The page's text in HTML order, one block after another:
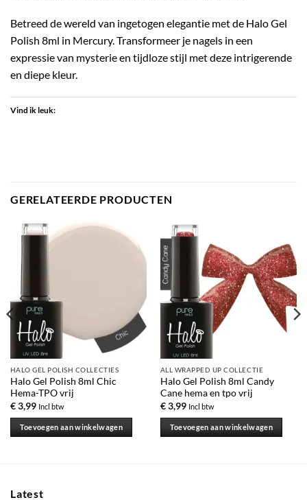
Betreed de wereld van ingetogen elegantie met de Halo Gel
Polish 8ml in Mercury. Transformeer je nagels in een
expressie van mysterie en tijdloze stijl met deze intrigerende
en diepe kleur.
Vind ik leuk:
GERELATEERDE PRODUCTEN
HALO GEL POLISH COLLECTIES
Halo Gel Polish 8ml Chic
Hema-TPO vrij
€3,99 Incl btw
Toevoegen aan winkelwagen
ALL WRAPPED UP COLLECTIE
Halo Gel Polish 8ml Candy
Cane hema en tpo vrij
€3,99 Incl btw
Toevoegen aan winkelwagen
Latest